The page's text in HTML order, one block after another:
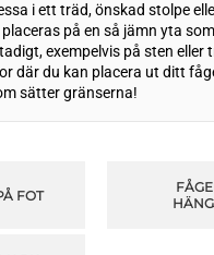
i ett träd, önskad stolpe
på en så jämn yta
exempelvis på sten eller
där du kan placera ut ditt
sätter gränserna!
FOT